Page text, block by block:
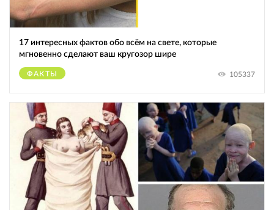
17 интересных фактов обо всём на свете, которые
мгновенно сделают ваш кругозор шире
ФАКТЫ 105337